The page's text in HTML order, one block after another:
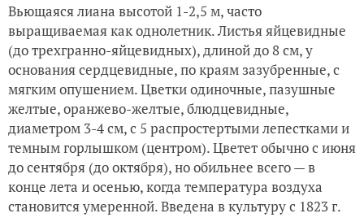
Вьющаяся лиана высотой 1-2,5 м, часто
выращиваемая как однолетник. Листья яйцевидные
(до трехгранно-яйцевидных), длиной до 8 см, у
основания сердцевидные, по краям зазубренные, с
мягким опушением. Цветки одиночные, пазушные
желтые, оранжево-желтые, блюдцевидные,
диаметром 3-4 см, с 5 распростертыми лепестками и
темным горлышком (центром). Цветет обычно с июня
до сентября (до октября), но обильнее всего — в
конце лета и осенью, когда температура воздуха
становится умеренной. Введена в культуру с 1823 г.